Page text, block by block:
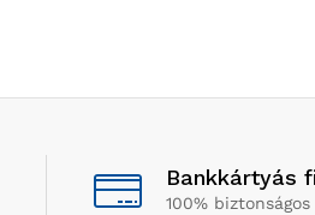
Bankkártyás
100%